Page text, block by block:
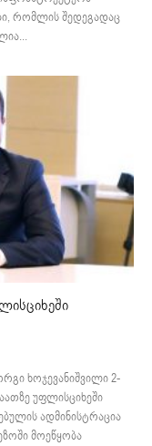
რომლის შედეგადაც
ხოჯევანიშვილი 2-
უფლისციხეში
ადმინისტრაცია
მოეწყობა